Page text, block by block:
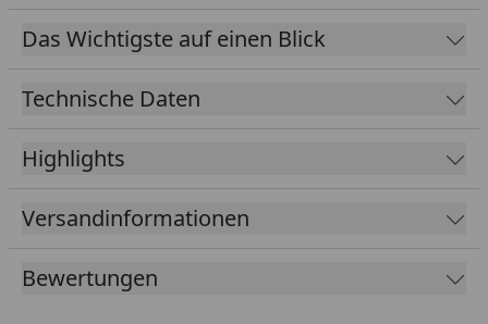
Einfache Montage
Mit dem integrierten Sicherungsstift ist die Montage
Diese Bremsgummis sind ideal für den Einsatz mit
Wetterbedingungen.
Das Wichtigste auf einen Blick
Technische Daten
Highlights
Versandinformationen
Bewertungen